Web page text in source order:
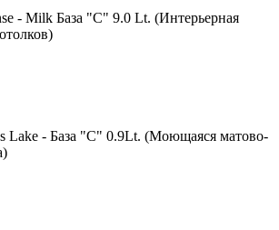
- Milk База "C" 9.0 Lt. (Интерьерная
Lake - База "C" 0.9Lt. (Моющаяся матово-